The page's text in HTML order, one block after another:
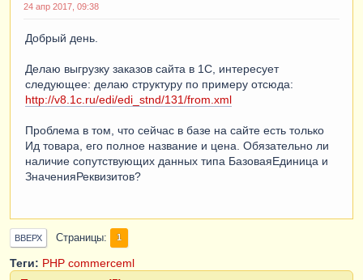
24 апр 2017, 09:38
Добрый день.
Делаю выгрузку заказов сайта в 1С, интересует
следующее: делаю структуру по примеру отсюда:
http://v8.1c.ru/edi/edi_stnd/131/from.xml
Проблема в том, что сейчас в базе на сайте есть только
Ид товара, его полное название и цена. Обязательно ли
наличие сопутствующих данных типа БазоваяЕдиница и
ЗначенияРеквизитов?
ВВЕРХ Страницы 1
Теги: PHP commerceml